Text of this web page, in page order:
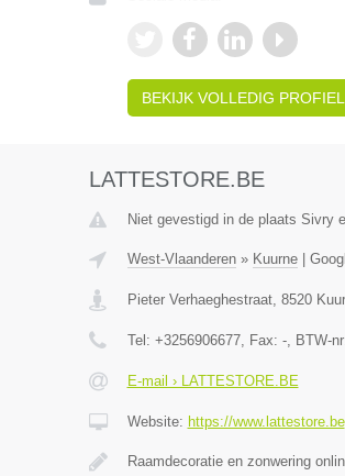
BEKIJK VOLLEDIG PROFIEL
LATTESTORE.BE
Niet gevestigd in de plaats Sivry
West-Vlaanderen» Kuurne|
Pieter Verhaeghestraat, 8520
Tel: +3256906677, Fax: -, BTW-
E-mail › LATTESTORE.BE
Website: https://www.lattestore.be
Raamdecoratie en zonwering